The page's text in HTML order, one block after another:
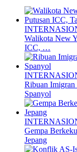
Walikota New
ICC, …
Ribuan Imigran
Spanyol
Gempa
Jepang